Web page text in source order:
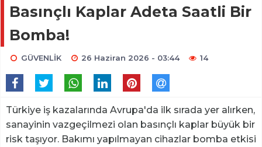
Basınçlı Kaplar Adeta Saatli Bir
Bomba!
GÜVENLİK 26 Haziran 2026 - 03:44 14
Türkiye iş kazalarında Avrupa'da ilk sırada yer alırken,
sanayinin vazgeçilmezi olan basınçlı kaplar büyük bir
risk taşıyor. Bakımı yapılmayan cihazlar bomba etkisi